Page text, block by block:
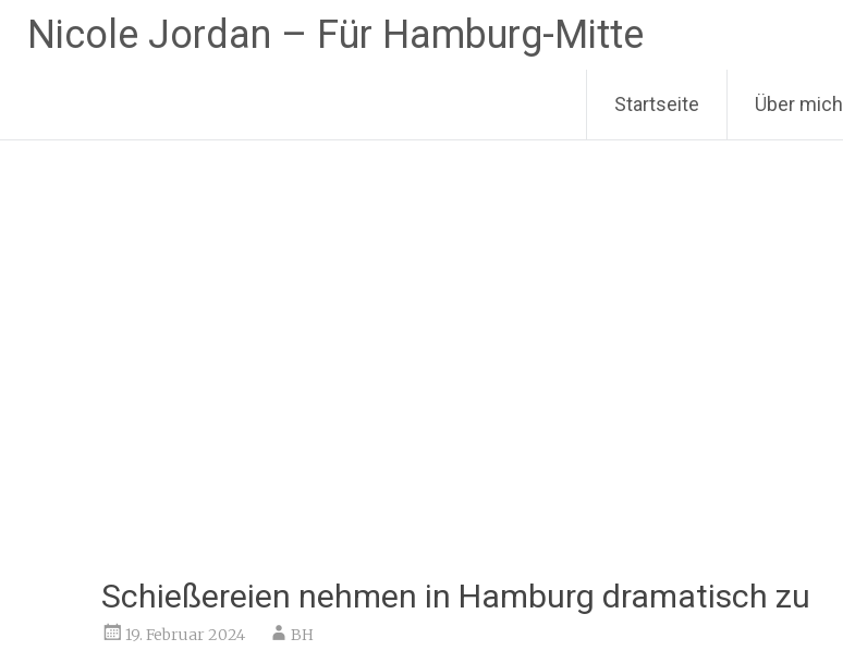
InhaltNicole Jordan – Für Hamburg-Mitte
Startseite Über mich
Schießereien nehmen in Hamburg dramatisch zu
19. Februar 2024 BH